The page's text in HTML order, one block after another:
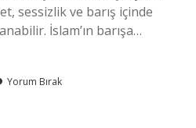
sessizlik ve barış içinde
İslam’ın barışa…
Yorum Bırak